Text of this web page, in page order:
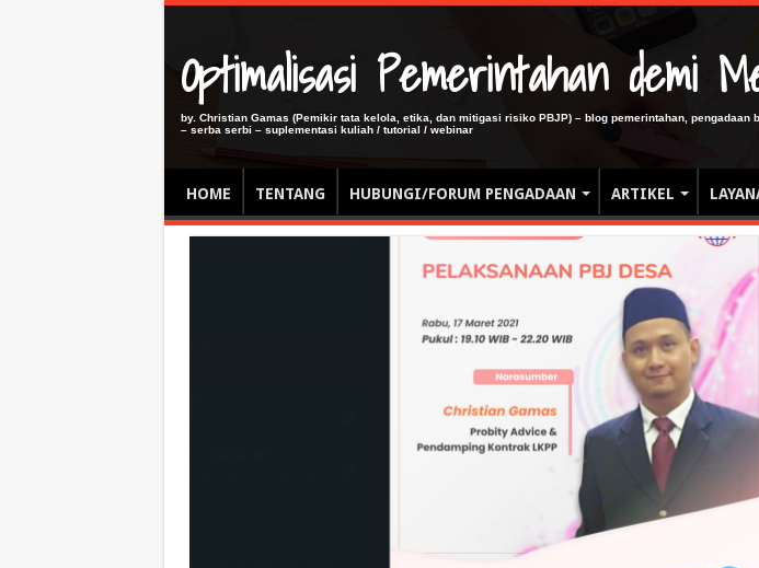
Optimalisasi Pemerintahan demi
by. Christian Gamas (Pemikir tata kelola, etika, dan mitigasi risiko PBJP) – blog pemerintahan,
– serba serbi – suplementasi kuliah / tutorial / webinar
HOME TENTANG HUBUNGI/FORUM PENGADAAN ARTIKEL